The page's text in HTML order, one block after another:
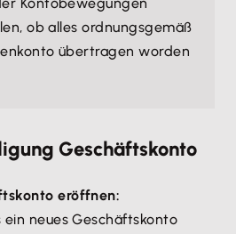
ob alles ordnungsgemäß
übertragen worden
Geschäftskonto
eröffnen:
neues Geschäftskonto